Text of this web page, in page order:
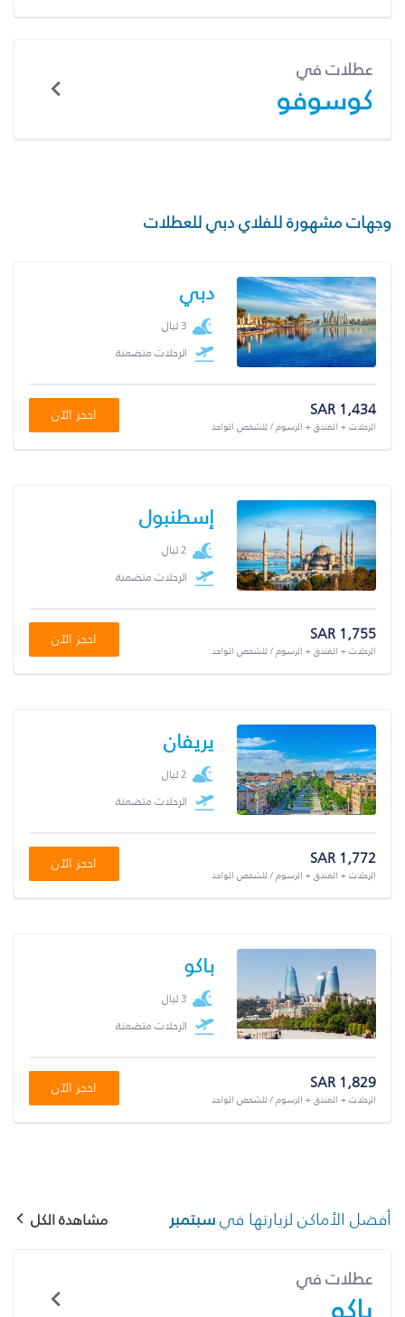
عطلات في
كوسوفو
وجهات مشهورة للفلاي دبي للعطلات
دبي
3 ليال
الرحلات متضمنة
SAR 1,434
الرحلات + الفندق + الرسوم / للشخص الواحد
احجز الآن
إسطنبول
2 ليال
الرحلات متضمنة
SAR 1,755
الرحلات + الفندق + الرسوم / للشخص الواحد
احجز الآن
يريفان
2 ليال
الرحلات متضمنة
SAR 1,772
الرحلات + الفندق + الرسوم / للشخص الواحد
احجز الآن
باكو
3 ليال
الرحلات متضمنة
SAR 1,829
الرحلات + الفندق + الرسوم / للشخص الواحد
احجز الآن
أفضل الأماكن لزيارتها فيسبتمبر مشاهدة الكل
عطلات في